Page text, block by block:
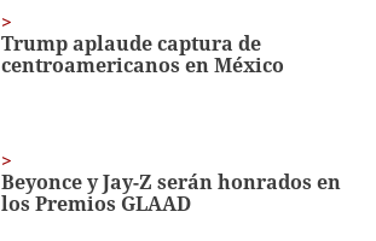
Trump aplaude captura de
centroamericanos en México
Beyonce y Jay-Z serán honrados en
los Premios GLAAD